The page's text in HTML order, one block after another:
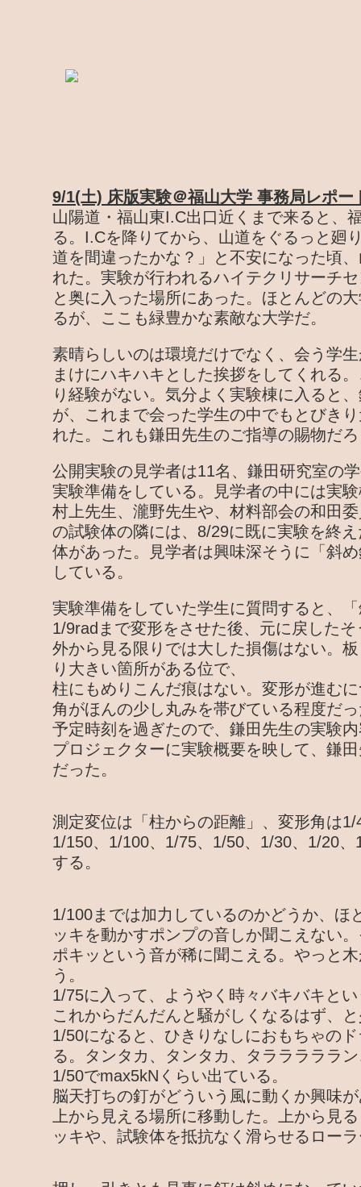
9/1(土) 床版実験＠福山大学 事務局レポー
山陽道・福山東I.C出口近くまで来ると、
る。I.Cを降りてから、山道をぐるっと廻
道を間違ったかな？」と不安になった頃
れた。実験が行われるハイテクリサーチ
と奥に入った場所にあった。ほとんどの
るが、ここも緑豊かな素敵な大学だ。
素晴らしいのは環境だけでなく、会う学
まけにハキハキとした挨拶をしてくれる
り経験がない。気分よく実験棟に入ると
が、これまで会った学生の中でもとびき
れた。これも鎌田先生のご指導の賜物だ
公開実験の見学者は11名、鎌田研究室の
実験準備をしている。見学者の中には実
村上先生、瀧野先生や、材料部会の和田
の試験体の隣には、8/29に既に実験を終
体があった。見学者は興味深そうに「斜
している。
実験準備をしていた学生に質問すると、
1/9radまで変形をさせた後、元に戻したそ
外から見る限りでは大した損傷はない。
り大きい箇所がある位で、
柱にもめりこんだ痕はない。変形が進む
角がほんの少し丸みを帯びている程度だ
予定時刻を過ぎたので、鎌田先生の実験
プロジェクターに実験概要を映して、鎌
だった。
測定変位は「柱からの距離」、変形角は
1/150、1/100、1/75、1/50、1/30、1/20
する。
1/100までは加力しているのかどうか、ほ
ッキを動かすポンプの音しか聞こえない
ポキッという音が稀に聞こえる。やっと
う。
1/75に入って、ようやく時々バキバキと
これからだんだんと騒がしくなるはず、
1/50になると、ひきりなしにおもちゃの
る。タンタカ、タンタカ、タラララララ
1/50でmax5kNくらい出ている。
脳天打ちの釘がどういう風に動くか興味
上から見える場所に移動した。上から見
ッキや、試験体を抵抗なく滑らせるロー